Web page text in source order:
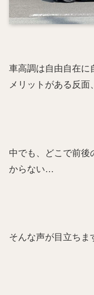
車高調は自由自在に
メリットがある反面
中でも、どこで前後
からない…
そんな声が目立ちま